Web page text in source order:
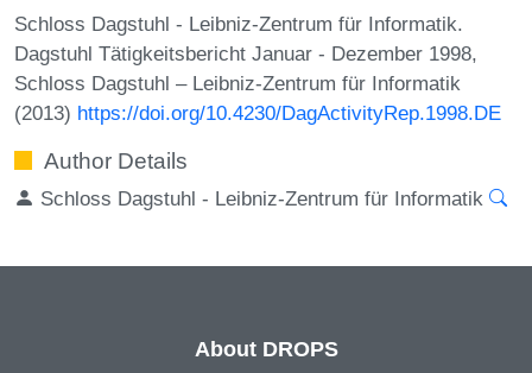
Schloss Dagstuhl - Leibniz-Zentrum für Informatik.
Dagstuhl Tätigkeitsbericht Januar - Dezember 1998,
Schloss Dagstuhl – Leibniz-Zentrum für Informatik
(2013) https://doi.org/10.4230/DagActivityRep.1998.DE
Author Details
Schloss Dagstuhl - Leibniz-Zentrum für Informatik
About DROPS